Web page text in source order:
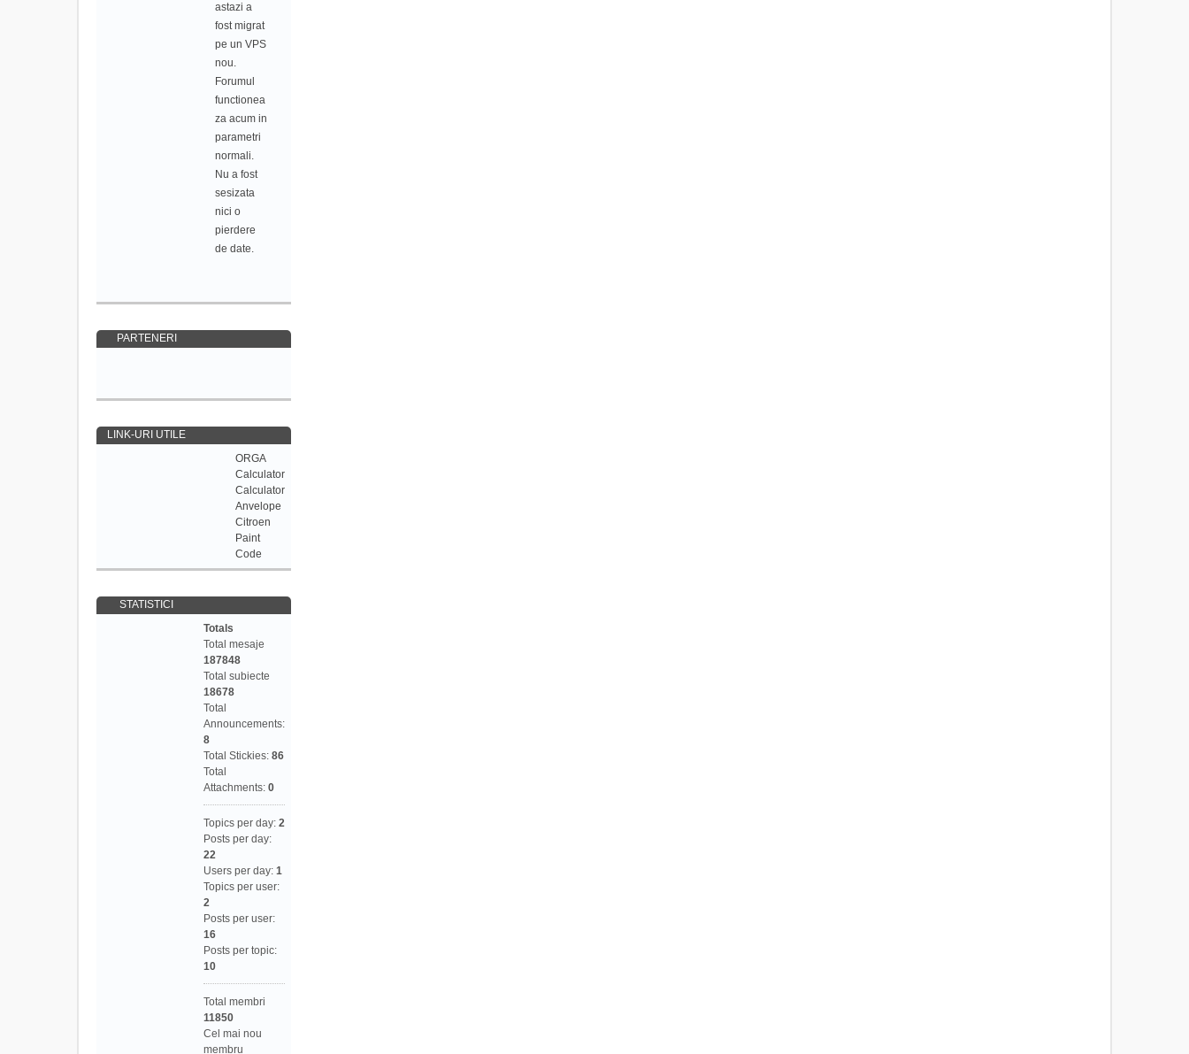
astazi a
fost migrat
pe un VPS
nou.
Forumul
functionea
za acum in
parametri
normali.
Nu a fost
sesizata
nici o
pierdere
de date.
PARTENERI
LINK-URI UTILE
ORGA
Calculator
Calculator
Anvelope
Citroen
Paint
Code
STATISTICI
Totals
Total mesaje
187848
Total subiecte
18678
Total
Announcements:
8
Total Stickies: 86
Total
Attachments: 0
Topics per day: 2
Posts per day:
22
Users per day: 1
Topics per user:
2
Posts per user:
16
Posts per topic:
10
Total membri
11850
Cel mai nou
membru